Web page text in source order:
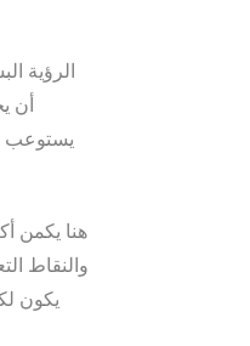
الرؤية
أن
يستوعب
هنا يكمن
والنقاط
يكون